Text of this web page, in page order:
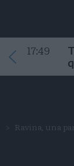
17:49
Ravina, una